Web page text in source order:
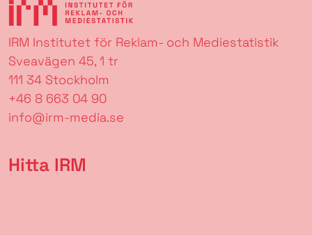
IRM Institutet för Reklam- och Mediestatistik
Sveavägen 45, 1 tr
111 34 Stockholm
+46 8 663 04 90
info@irm-media.se
Hitta IRM